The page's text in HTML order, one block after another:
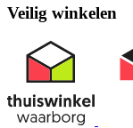
Veilig winkelen